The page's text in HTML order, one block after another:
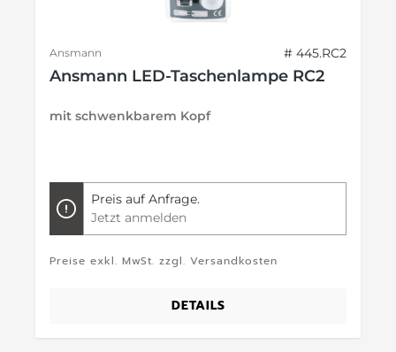
Ansmann # 445.RC2
Ansmann LED-Taschenlampe RC2
mit schwenkbarem Kopf
Preis auf Anfrage.
Jetzt anmelden
Preise exkl. MwSt. zzgl. Versandkosten
DETAILS